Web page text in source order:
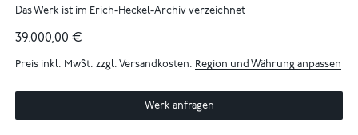
Das Werk ist im Erich-Heckel-Archiv verzeichnet
39.000,00 €
Preis inkl. MwSt. zzgl. Versandkosten. Region und Währung anpassen
Werk anfragen